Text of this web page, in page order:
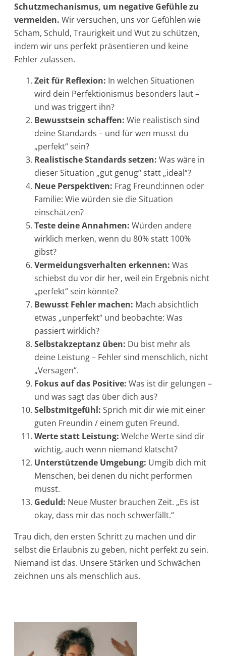
Schutzmechanismus, um negative Gefühle zu
vermeiden. Wir versuchen, uns vor Gefühlen wie
Scham, Schuld, Traurigkeit und Wut zu schützen,
indem wir uns perfekt präsentieren und keine
Fehler zulassen.
Zeit für Reflexion: In welchen Situationen
wird dein Perfektionismus besonders laut –
und was triggert ihn?
Bewusstsein schaffen: Wie realistisch sind
deine Standards – und für wen musst du
„perfekt“ sein?
Realistische Standards setzen: Was wäre in
dieser Situation „gut genug“ statt „ideal“?
Neue Perspektiven: Frag Freund:innen oder
Familie: Wie würden sie die Situation
einschätzen?
Teste deine Annahmen: Würden andere
wirklich merken, wenn du 80% statt 100%
gibst?
Vermeidungsverhalten erkennen: Was
schiebst du vor dir her, weil ein Ergebnis nicht
„perfekt“ sein könnte?
Bewusst Fehler machen: Mach absichtlich
etwas „unperfekt“ und beobachte: Was
passiert wirklich?
Selbstakzeptanz üben: Du bist mehr als
deine Leistung – Fehler sind menschlich, nicht
„Versagen“.
Fokus auf das Positive: Was ist dir gelungen –
und was sagt das über dich aus?
Selbstmitgefühl: Sprich mit dir wie mit einer
guten Freundin / einem guten Freund.
Werte statt Leistung: Welche Werte sind dir
wichtig, auch wenn niemand klatscht?
Unterstützende Umgebung: Umgib dich mit
Menschen, bei denen du nicht performen
musst.
Geduld: Neue Muster brauchen Zeit. „Es ist
okay, dass mir das noch schwerfällt.“
Trau dich, den ersten Schritt zu machen und dir
selbst die Erlaubnis zu geben, nicht perfekt zu sein.
Niemand ist das. Unsere Stärken und Schwächen
zeichnen uns als menschlich aus.